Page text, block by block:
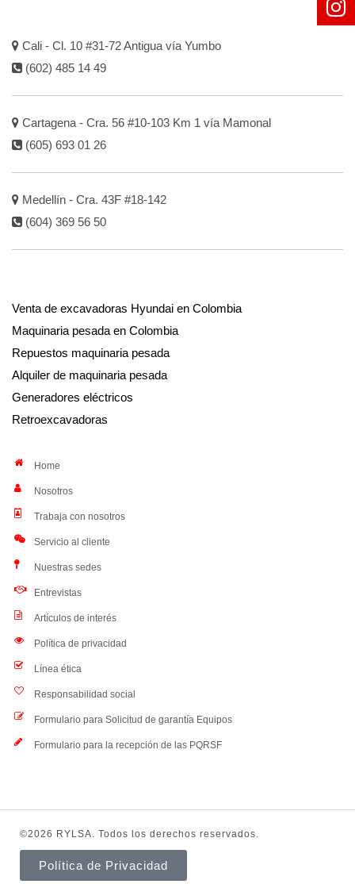
Cali - Cl. 10 #31-72 Antigua vía Yumbo
(602) 485 14 49
Cartagena - Cra. 56 #10-103 Km 1 vía Mamonal
(605) 693 01 26
Medellín - Cra. 43F #18-142
(604) 369 56 50
Venta de excavadoras Hyundai en Colombia
Maquinaria pesada en Colombia
Repuestos maquinaria pesada
Alquiler de maquinaria pesada
Generadores eléctricos
Retroexcavadoras
Home
Nosotros
Trabaja con nosotros
Servicio al cliente
Nuestras sedes
Entrevistas
Artículos de interés
Política de privacidad
Línea ética
Responsabilidad social
Formulario para Solicitud de garantía Equipos
Formulario para la recepción de las PQRSF
©2026 RYLSA. Todos los derechos reservados.
Política de Privacidad